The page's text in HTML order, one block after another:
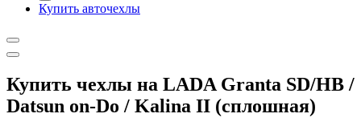
Купить авточехлы
Купить чехлы на LADA Granta SD/HB /
Datsun on-Do / Kalina II (сплошная)